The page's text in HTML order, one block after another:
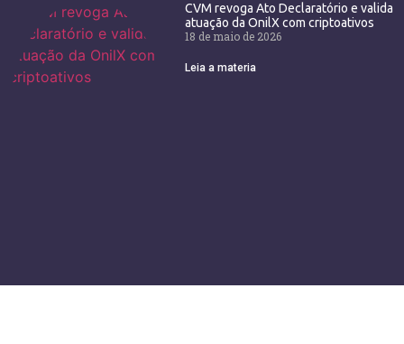
CVM revoga Ato Declaratório e valida
atuação da OnilX com criptoativos
18 de maio de 2026
Leia a materia